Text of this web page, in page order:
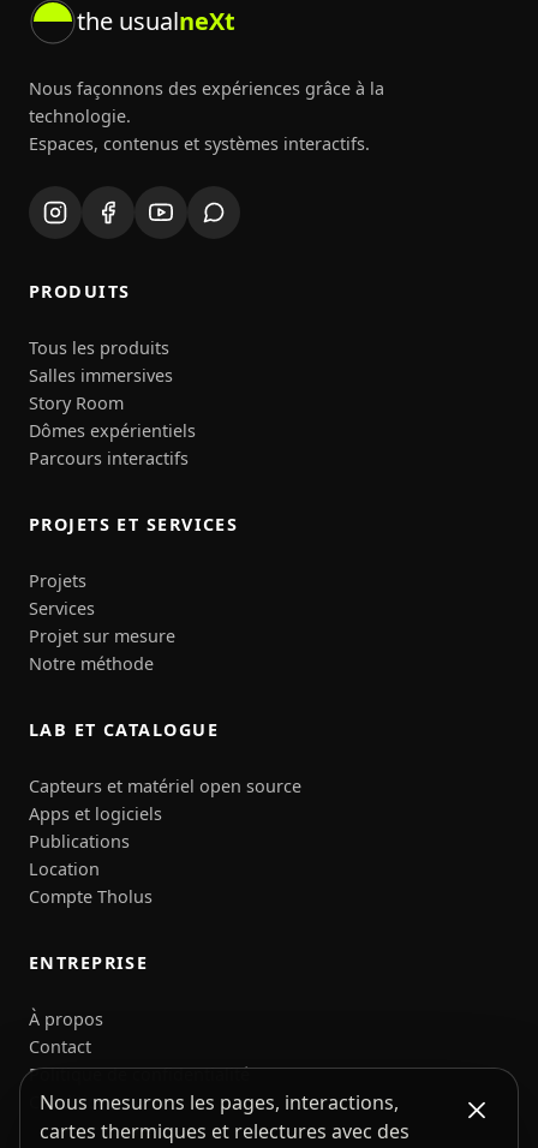
the usualneXt
Nous façonnons des expériences grâce à la
technologie.
Espaces, contenus et systèmes interactifs.
PRODUITS
Tous les produits
Salles immersives
Story Room
Dômes expérientiels
Parcours interactifs
PROJETS ET SERVICES
Projets
Services
Projet sur mesure
Notre méthode
LAB ET CATALOGUE
Capteurs et matériel open source
Apps et logiciels
Publications
Location
Compte Tholus
ENTREPRISE
À propos
Contact
Politique de confidentialité
Conditions
Nous mesurons les pages, interactions,
cartes thermiques et relectures avec des